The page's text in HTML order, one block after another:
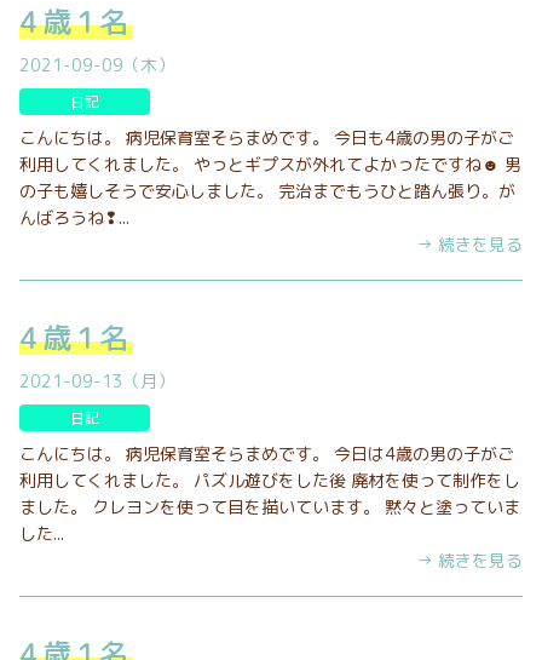
4歳1名
2021-09-09（木）
日記
こんにちは。 病児保育室そらまめです。 今日も4歳の男の子がご
利用してくれました。 やっとギプスが外れてよかったですね☻ 男
の子も嬉しそうで安心しました。 完治までもうひと踏ん張り。が
んばろうね❢...
→ 続きを見る
4歳1名
2021-09-13（月）
日記
こんにちは。 病児保育室そらまめです。 今日は4歳の男の子がご
利用してくれました。 パズル遊びをした後 廃材を使って制作をし
ました。 クレヨンを使って目を描いています。 黙々と塗っていま
した...
→ 続きを見る